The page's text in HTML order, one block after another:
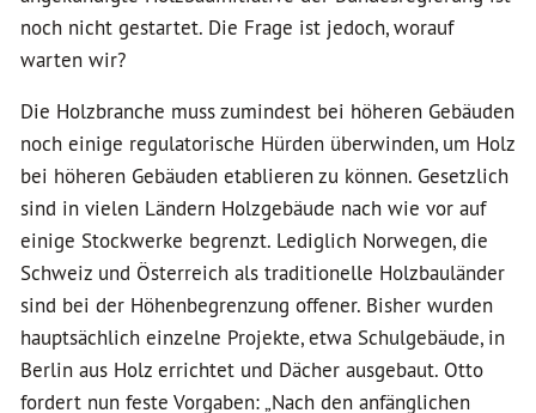
noch nicht gestartet. Die Frage ist jedoch, worauf
warten wir?
Die Holzbranche muss zumindest bei höheren Gebäuden
noch einige regulatorische Hürden überwinden, um Holz
bei höheren Gebäuden etablieren zu können. Gesetzlich
sind in vielen Ländern Holzgebäude nach wie vor auf
einige Stockwerke begrenzt. Lediglich Norwegen, die
Schweiz und Österreich als traditionelle Holzbauländer
sind bei der Höhenbegrenzung offener. Bisher wurden
hauptsächlich einzelne Projekte, etwa Schulgebäude, in
Berlin aus Holz errichtet und Dächer ausgebaut. Otto
fordert nun feste Vorgaben: „Nach den anfänglichen